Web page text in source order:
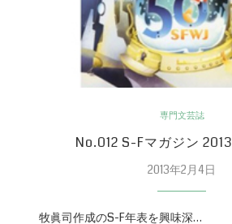
専門文芸誌
No.012 S-Fマガジン
2013年2月4日
牧眞司作成のS-F年表を興味深…